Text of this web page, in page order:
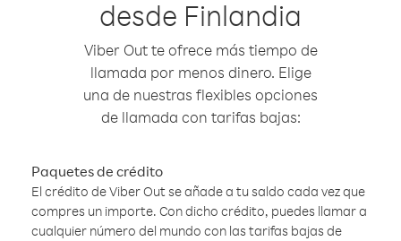
desde Finlandia
Viber Out te ofrece más tiempo de
llamada por menos dinero. Elige
una de nuestras flexibles opciones
de llamada con tarifas bajas:
Paquetes de crédito
El crédito de Viber Out se añade a tu saldo cada vez que
compres un importe. Con dicho crédito, puedes llamar a
cualquier número del mundo con las tarifas bajas de